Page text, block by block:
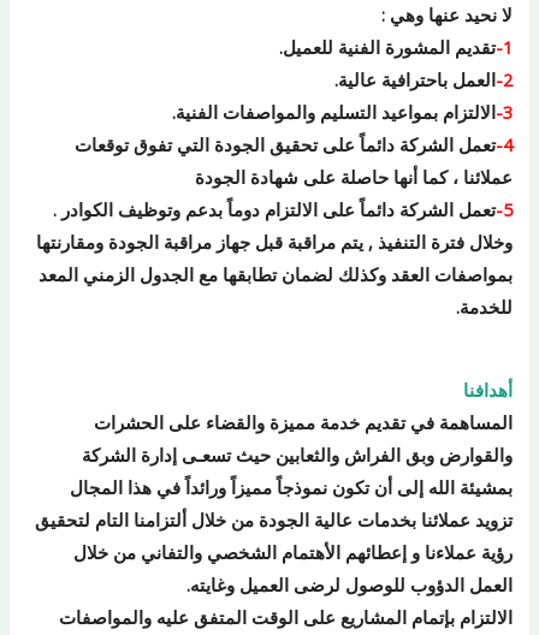
لا نحيد عنها وهي :
1- تقديم المشورة الفنية للعميل.
2- العمل باحترافية عالية.
3- الالتزام بمواعيد التسليم والمواصفات الفنية.
4- تعمل الشركة دائماً على تحقيق الجودة التي تفوق توقعات
عملائنا ، كما أنها حاصلة على شهادة الجودة
5- تعمل الشركة دائماً على الالتزام دوماً بدعم وتوظيف الكوادر .
وخلال فترة التنفيذ , يتم مراقبة قبل جهاز مراقبة الجودة ومقارنتها
بمواصفات العقد وكذلك لضمان تطابقها مع الجدول الزمني المعد
للخدمة.
أهدافنا
المساهمة في تقديم خدمة مميزة والقضاء على الحشرات
والقوارض وبق الفراش والثعابين حيث تسعـى إدارة الشركة
بمشيئة الله إلى أن تكون نموذجاً مميزاً ورائداً في هذا المجال
تزويد عملائنا بخدمات عالية الجودة من خلال ألتزامنا التام لتحقيق
رؤية عملاءنا و إعطائهم الأهتمام الشخصي والتفاني من خلال
العمل الدؤوب للوصول لرضى العميل وغايته.
الالتزام بإتمام المشاريع على الوقت المتفق عليه والمواصفات